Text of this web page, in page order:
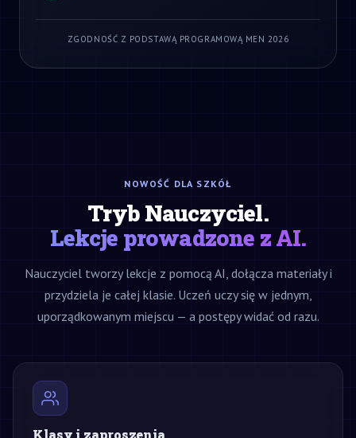
ZGODNOŚĆ Z PODSTAWĄ PROGRAMOWĄ MEN 2026
NOWOŚĆ DLA SZKÓŁ
Tryb Nauczyciel.
Lekcje prowadzone z AI.
Nauczyciel tworzy lekcje z pomocą AI, dołącza materiały i
przydziela je całej klasie. Uczeń uczy się w jednym,
uporządkowanym miejscu — a postępy widać od razu.
Klasy i zaproszenia